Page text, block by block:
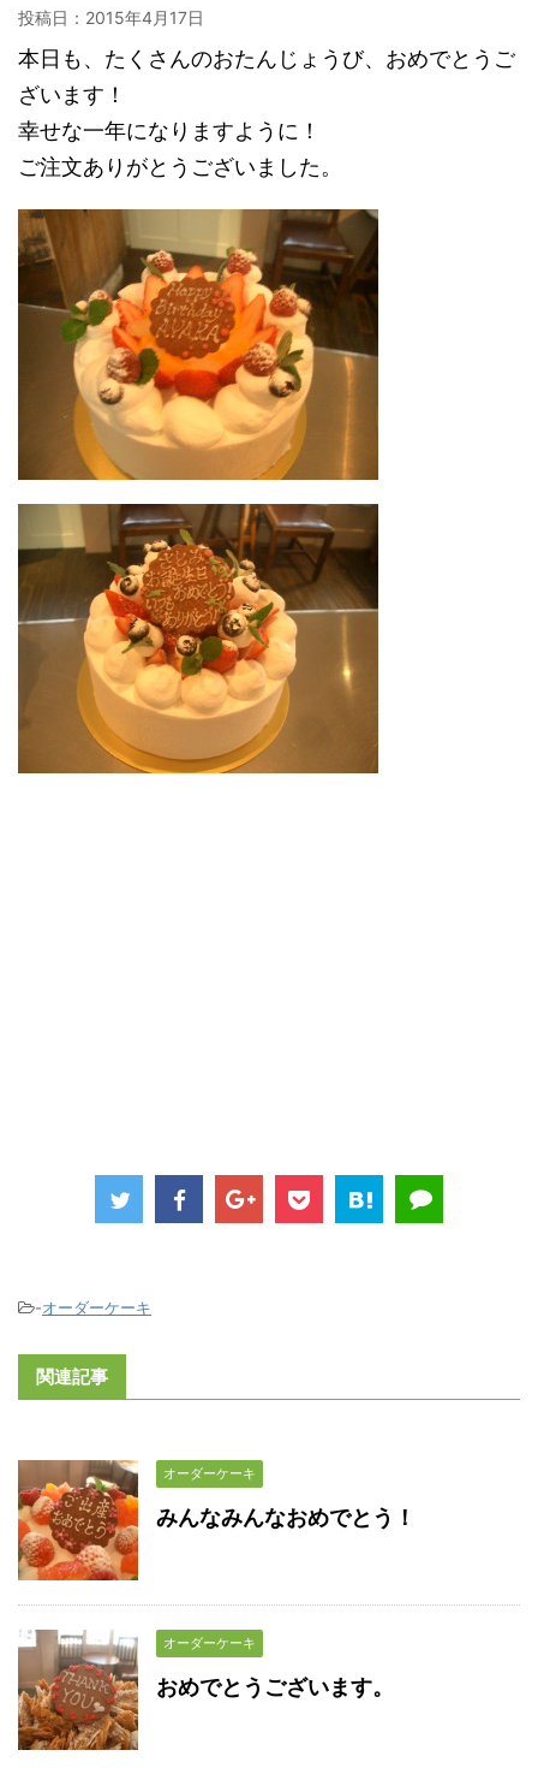
投稿日： 2015年4月17日
本日も、たくさんのおたんじょうび、おめでとうご
ざいます！
幸せな一年になりますように！
ご注文ありがとうございました。
-オーダーケーキ
関連記事
オーダーケーキ
みんなみんなおめでとう！
オーダーケーキ
おめでとうございます。